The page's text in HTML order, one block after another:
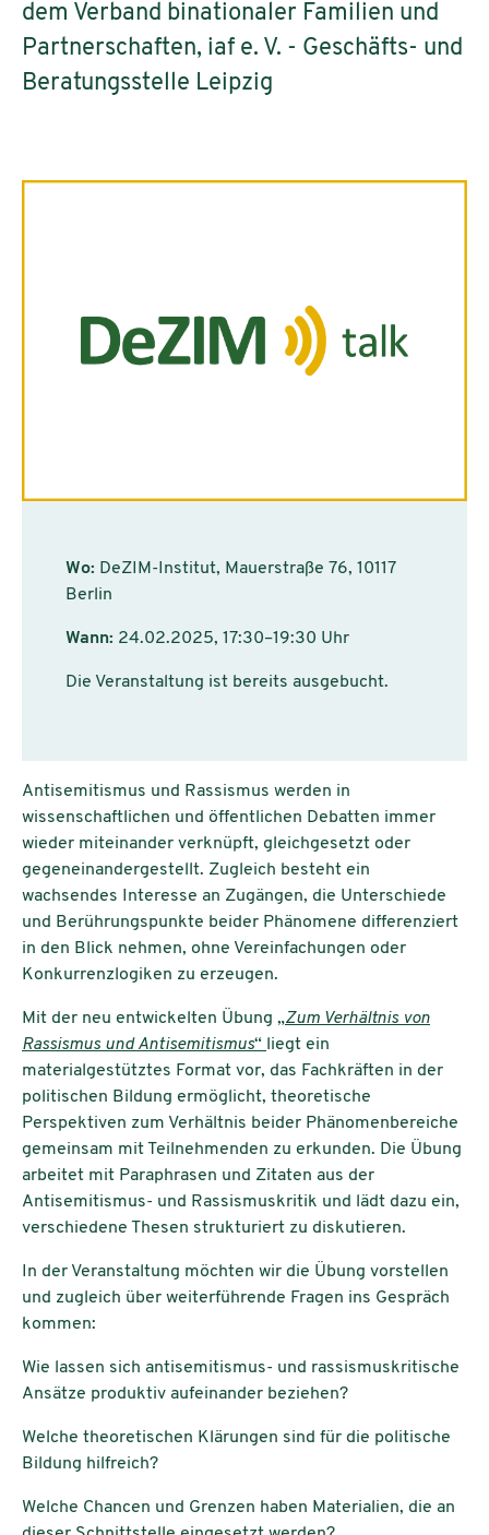
dem Verband binationaler Familien und
Partnerschaften, iaf e. V. - Geschäfts- und
Beratungsstelle Leipzig
Wo: DeZIM-Institut, Mauerstraße 76, 10117
Berlin
Wann: 24.02.2025, 17:30–19:30 Uhr
Die Veranstaltung ist bereits ausgebucht.
Antisemitismus und Rassismus werden in
wissenschaftlichen und öffentlichen Debatten immer
wieder miteinander verknüpft, gleichgesetzt oder
gegeneinandergestellt. Zugleich besteht ein
wachsendes Interesse an Zugängen, die Unterschiede
und Berührungspunkte beider Phänomene differenziert
in den Blick nehmen, ohne Vereinfachungen oder
Konkurrenzlogiken zu erzeugen.
Mit der neu entwickelten Übung „Zum Verhältnis von
Rassismus und Antisemitismus“ liegt ein
materialgestütztes Format vor, das Fachkräften in der
politischen Bildung ermöglicht, theoretische
Perspektiven zum Verhältnis beider Phänomenbereiche
gemeinsam mit Teilnehmenden zu erkunden. Die Übung
arbeitet mit Paraphrasen und Zitaten aus der
Antisemitismus- und Rassismuskritik und lädt dazu ein,
verschiedene Thesen strukturiert zu diskutieren.
In der Veranstaltung möchten wir die Übung vorstellen
und zugleich über weiterführende Fragen ins Gespräch
kommen:
Wie lassen sich antisemitismus- und rassismuskritische
Ansätze produktiv aufeinander beziehen?
Welche theoretischen Klärungen sind für die politische
Bildung hilfreich?
Welche Chancen und Grenzen haben Materialien, die an